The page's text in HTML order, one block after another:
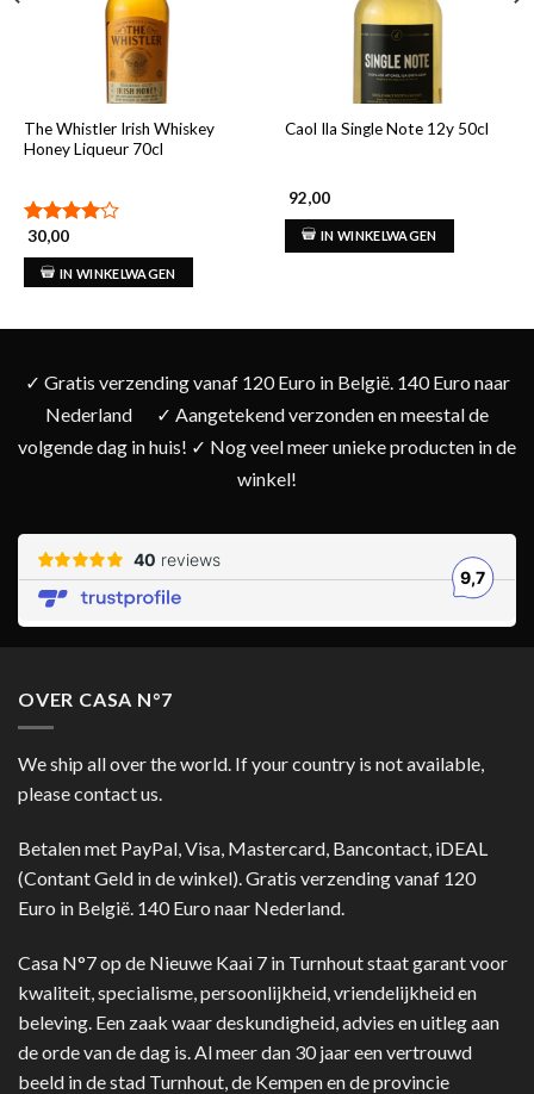
The Whistler Irish Whiskey
Honey Liqueur 70cl
Gewaardeerd
4.00uit
30,00
IN WINKELWAGEN
Caol Ila Single Note 12y 50cl
92,00
IN WINKELWAGEN
✓ Gratis verzending vanaf 120 Euro in België. 140 Euro naar
Nederland
✓ Aangetekend verzonden en meestal de
volgende dag in huis! ✓ Nog veel meer unieke producten in de
winkel!
OVER CASA N°7
We ship all over the world. If your country is not available,
please contact us.
Betalen met PayPal, Visa, Mastercard, Bancontact, iDEAL
(Contant Geld in de winkel). Gratis verzending vanaf 120
Euro in België. 140 Euro naar Nederland.
Casa N°7 op de Nieuwe Kaai 7 in Turnhout staat garant voor
kwaliteit, specialisme, persoonlijkheid, vriendelijkheid en
beleving. Een zaak waar deskundigheid, advies en uitleg aan
de orde van de dag is. Al meer dan 30 jaar een vertrouwd
beeld in de stad Turnhout, de Kempen en de provincie